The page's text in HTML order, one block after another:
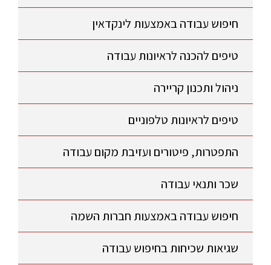
חיפוש עבודה באמצעות לינקדאין
טיפים להכנה לראיונות עבודה
ניהול ותכנון קריירה
טיפים לראיונות טלפוניים
התפטרות, פיטורים ועזיבת מקום עבודה
שכר ותנאי עבודה
חיפוש עבודה באמצעות חברות השמה
שגיאות שכיחות בחיפוש עבודה